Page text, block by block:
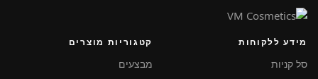
מידע ללקוחות
סל קניות
קטגוריות מוצרים
מבצעים